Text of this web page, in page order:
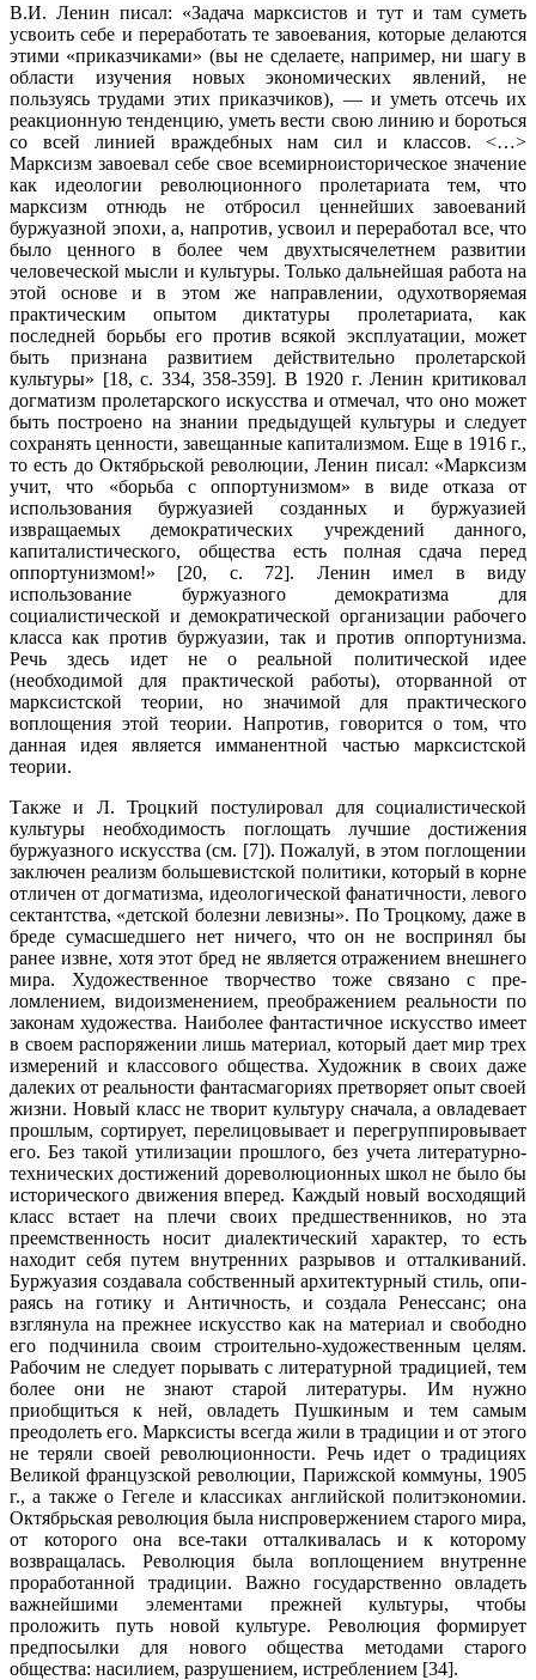
В.И. Ленин писал: «Задача марксистов и тут и там суметь
усвоить себе и переработать те завоевания, которые делаются
этими «приказчиками» (вы не сделаете, например, ни шагу в
области изучения новых экономических явлений, не
пользуясь трудами этих приказчиков), — и уметь отсечь их
реак­ционную тенденцию, уметь вести свою линию и бороться
со всей линией враждебных нам сил и классов. <…>
Марксизм завоевал себе свое всемирно­историческое значение
как идеологии революционного пролетариата тем, что
марксизм отнюдь не отбросил ценнейших завоеваний
буржуазной эпохи, а, напротив, усвоил и переработал все, что
было ценного в более чем двухты­сячелетнем развитии
человеческой мысли и культуры. Только дальнейшая работа на
этой основе и в этом же направлении, одухотворяемая
практическим опытом диктатуры пролетариата, как
последней борьбы его против всякой эксплуатации, может
быть признана развитием действительно пролетарской
культуры» [18, с. 334, 358-359]. В 1920 г. Ленин критиковал
догматизм проле­тарского искусства и отмечал, что оно может
быть построено на знании пре­дыдущей культуры и следует
сохранять ценности, завещанные капитализмом. Еще в 1916 г.,
то есть до Октябрьской революции, Ленин писал: «Марксизм
учит, что «борьба с оппортунизмом» в виде отказа от
использования буржуазией созданных и буржуазией
извращаемых демократических учреждений данно­го,
капиталистического, общества есть полная сдача перед
оппортунизмом!» [20, с. 72]. Ленин имел в виду
использование буржуазного демократизма для
социалистической и демократической организации рабочего
класса как про­тив буржуазии, так и против оппортунизма.
Речь здесь идет не о реальной политической идее
(необходимой для практической работы), оторванной от
марксистской теории, но значимой для практического
воплощения этой теории. Напротив, говорится о том, что
данная идея является имманентной частью марксистской
теории.
Также и Л. Троцкий постулировал для социалистической
культуры необходи­мость поглощать лучшие достижения
буржуазного искусства (см. [7]). Пожалуй, в этом поглощении
заключен реализм большевистской политики, который в корне
отличен от догматизма, идеологической фанатичности, левого
сектант­ства, «детской болезни левизны». По Троцкому, даже в
бреде сумасшедшего нет ничего, что он не воспринял бы
ранее извне, хотя этот бред не является отражением внешнего
мира. Художественное творчество тоже связано с пре­
ломлением, видоизменением, преображением реальности по
законам худо­жества. Наиболее фантастичное искусство имеет
в своем распоряжении лишь материал, который дает мир трех
измерений и классового общества. Художник в своих даже
далеких от реальности фантасмагориях претворяет опыт своей
жизни. Новый класс не творит культуру сначала, а овладевает
прошлым, сор­тирует, перелицовывает и перегруппировывает
его. Без такой утилизации прошлого, без учета литературно-
технических достижений дореволюционных школ не было бы
исторического движения вперед. Каждый новый восходящий
класс встает на плечи своих предшественников, но эта
преемственность носит диалектический характер, то есть
находит себя путем внутренних разрывов и отталкиваний.
Буржуазия создавала собственный архитектурный стиль, опи­
раясь на готику и Античность, и создала Ренессанс; она
взглянула на прежнее искусство как на материал и свободно
его подчинила своим строительно-худо­жественным целям.
Рабочим не следует порывать с литературной традицией, тем
более они не знают старой литературы. Им нужно
приобщиться к ней, овладеть Пушкиным и тем самым
преодолеть его. Марксисты всегда жили в традиции и от этого
не теряли своей революционности. Речь идет о традици­ях
Великой французской революции, Парижской коммуны, 1905
г., а также о Гегеле и классиках английской политэкономии.
Октябрьская революция была ниспровержением старого мира,
от которого она все-таки отталкивалась и к которому
возвращалась. Революция была воплощением внутренне
прорабо­танной традиции. Важно государственно овладеть
важнейшими элементами прежней культуры, чтобы
проложить путь новой культуре. Революция форми­рует
предпосылки для нового общества методами старого
общества: насилием, разрушением, истреблением [34].